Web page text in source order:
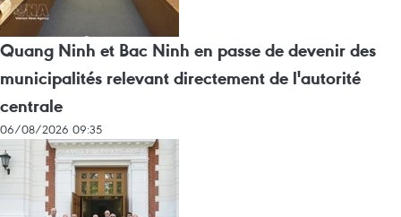
Quang Ninh et Bac Ninh en passe de devenir des
municipalités relevant directement de l'autorité
centrale
06/08/2026 09:35